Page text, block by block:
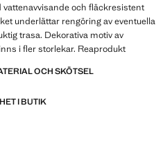
vattenavvisande och fläckresistent
underlättar rengöring av eventuella
trasa. Dekorativa motiv av
i fler storlekar. Reaprodukt
OCH SKÖTSEL
I BUTIK